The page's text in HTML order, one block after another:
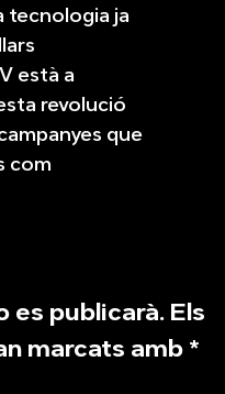
tecnologia ja
està a
revolució
que
com
es publicarà. Els
marcats amb *